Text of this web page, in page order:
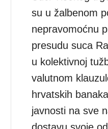
su u žalbenom
nepravomoćnu
presudu suca
u kolektivnoj
valutnom
hrvatskih
javnosti na sve